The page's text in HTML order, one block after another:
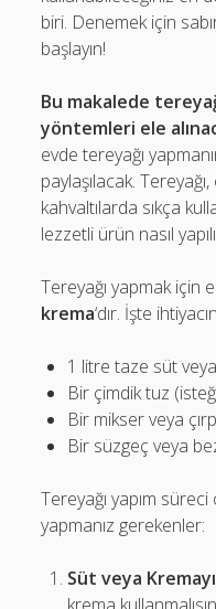
biri. Denemek için
başlayın!
Bu makalede
yöntemleri ele
evde tereyağı
paylaşılacak.
kahvaltılarda sıkça
lezzetli ürün nasıl
Tereyağı yapmak için
krema‘dır. İşte
1 litre taze süt
Bir çimdik tuz
Bir mikser veya
Bir süzgeç veya
Tereyağı yapım
yapmanız gerekenler:
Süt veya